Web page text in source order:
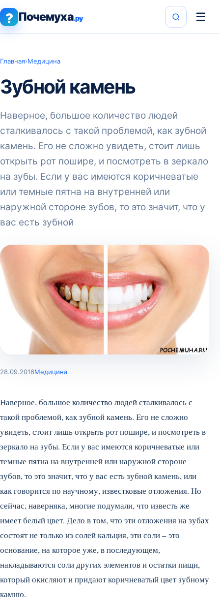
? Почемуха.ру ☰
Главная›Медицина
Зубной камень
Наверное, большое количество людей
сталкивалось с такой проблемой, как зубной
камень. Его не сложно увидеть, стоит лишь
открыть рот пошире, и посмотреть в зеркало
на зубы. Если у вас имеются коричневатые
или темные пятна на внутренней или
наружной стороне зубов, то это значит, что у
вас есть зубной
28.09.2016Медицина
Наверное, большое количество людей сталкивалось с
такой проблемой, как зубной камень. Его не сложно
увидеть, стоит лишь открыть рот пошире, и посмотреть в
зеркало на зубы. Если у вас имеются коричневатые или
темные пятна на внутренней или наружной стороне
зубов, то это значит, что у вас есть зубной камень, или
как говорится по научному, известковые отложения. Но
сейчас, наверняка, многие подумали, что известь же
имеет белый цвет. Дело в том, что эти отложения на зубах
состоят не только из солей кальция, эти соли – это
основание, на которое уже, в последующем,
накладываются соли других элементов и остатки пищи,
который окисляют и придают коричневатый цвет зубному
камню.